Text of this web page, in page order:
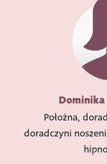
Położna,
doradczyni